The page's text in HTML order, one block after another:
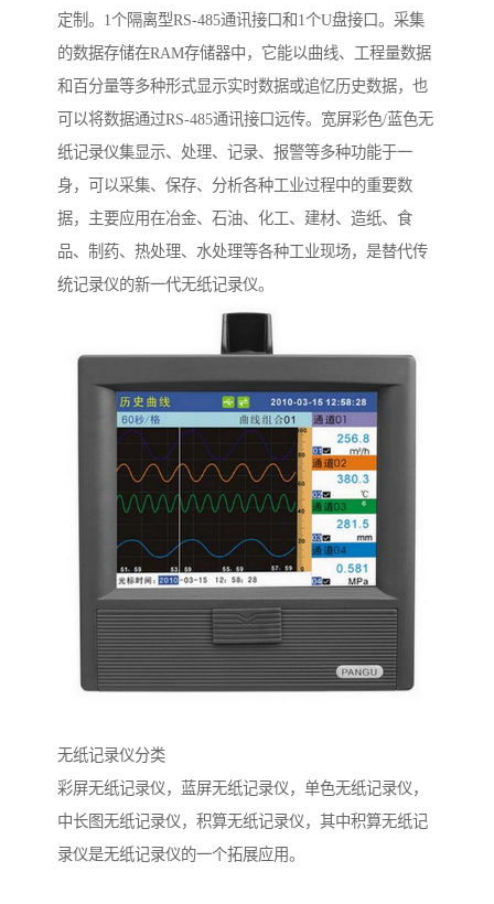
定制。1个隔离型RS-485通讯接口和1个U盘接口。采集
的数据存储在RAM存储器中，它能以曲线、工程量数据
和百分量等多种形式显示实时数据或追忆历史数据，也
可以将数据通过RS-485通讯接口远传。宽屏彩色/蓝色无
纸记录仪集显示、处理、记录、报警等多种功能于一
身，可以采集、保存、分析各种工业过程中的重要数
据，主要应用在冶金、石油、化工、建材、造纸、食
品、制药、热处理、水处理等各种工业现场，是替代传
统记录仪的新一代无纸记录仪。
无纸记录仪分类
彩屏无纸记录仪，蓝屏无纸记录仪，单色无纸记录仪，
中长图无纸记录仪，积算无纸记录仪，其中积算无纸记
录仪是无纸记录仪的一个拓展应用。